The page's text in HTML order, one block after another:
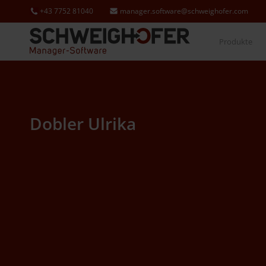
+43 7752 81040 manager.software@schweighofer.com
Produkte
Dobler Ulrika